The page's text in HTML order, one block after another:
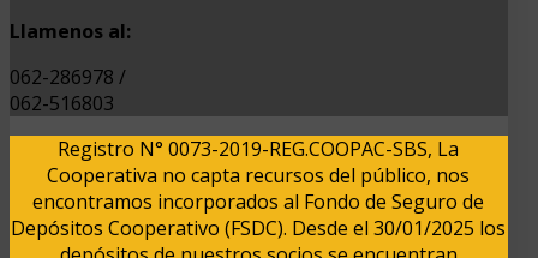
Llamenos al:
062-286978 /
062-516803
Registro N° 0073-2019-REG.COOPAC-SBS, La
Cooperativa no capta recursos del público, nos
encontramos incorporados al Fondo de Seguro de
Depósitos Cooperativo (FSDC). Desde el 30/01/2025 los